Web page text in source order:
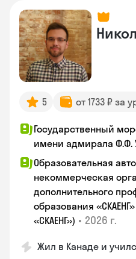
5 от 1733 ₽ за
Государственный
имени адмирала Ф.Ф.
Образовательная
некоммерческая
дополнительного
образования
«СКАЕНГ») • 2026 г.
Жил в Канаде и